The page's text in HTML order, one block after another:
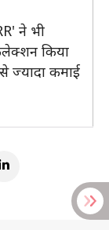
ने भी
किया
ज्यादा कमाई